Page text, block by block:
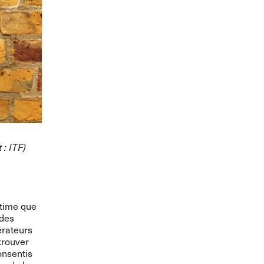
: ITF)
que